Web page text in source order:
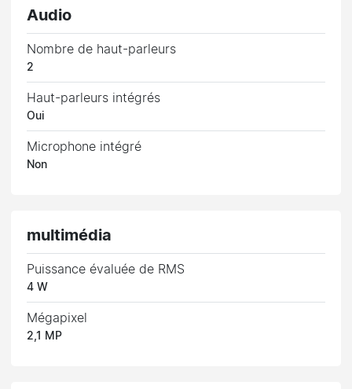
Audio
Nombre de haut-parleurs
2
Haut-parleurs intégrés
Oui
Microphone intégré
Non
multimédia
Puissance évaluée de RMS
4 W
Mégapixel
2,1 MP